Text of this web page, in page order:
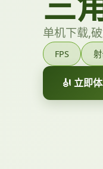
单机下载,
FPS
🎻 立即